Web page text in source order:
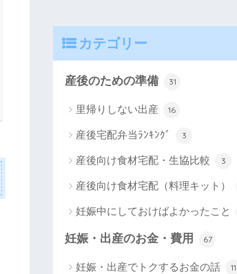
カテゴリー
産後のための準備 31
里帰りしない出産 16
産後宅配弁当ﾗﾝｷﾝｸﾞ 3
産後向け食材宅配・生協比較 3
産後向け食材宅配（料理キット）
妊娠中にしておけばよかったこと
妊娠・出産のお金・費用 67
妊娠・出産でトクするお金の話 11